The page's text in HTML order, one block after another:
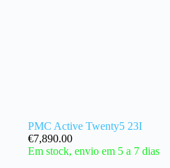
PMC Active Twenty5 23I
€7,890.00
Em stock, envio em 5 a 7 dias